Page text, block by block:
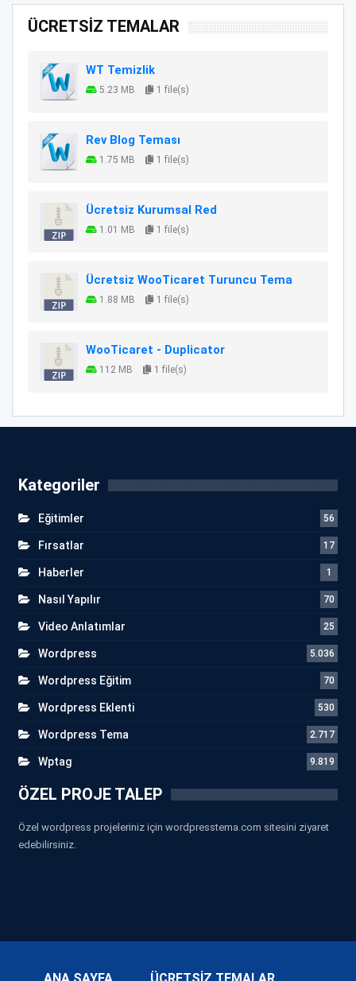
ÜCRETSİZ TEMALAR
WT Temizlik
5.23 MB 1 file(s)
Rev Blog Teması
1.75 MB 1 file(s)
Ücretsiz Kurumsal Red
1.01 MB 1 file(s)
Ücretsiz WooTicaret Turuncu Tema
1.88 MB 1 file(s)
WooTicaret - Duplicator
112 MB 1 file(s)
Kategoriler
Eğitimler 56
Fırsatlar 17
Haberler 1
Nasıl Yapılır 70
Video Anlatımlar 25
Wordpress 5.036
Wordpress Eğitim 70
Wordpress Eklenti 530
Wordpress Tema 2.717
Wptag 9.819
ÖZEL PROJE TALEP
Özel wordpress projeleriniz için wordpresstema.com sitesini ziyaret
edebilirsiniz.